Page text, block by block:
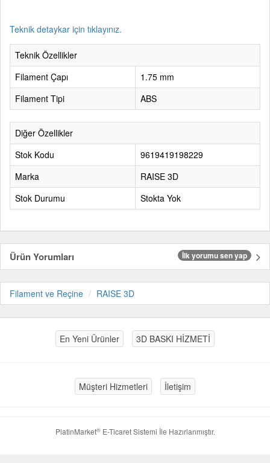
Teknik detaykar için tıklayınız.
Teknik Özellikler
Filament Çapı
1.75 mm
Filament Tipi
ABS
Diğer Özellikler
Stok Kodu
9619419198229
Marka
RAISE 3D
Stok Durumu
Stokta Yok
Ürün Yorumları İlk yorumu sen yap
Filament ve Reçine RAISE 3D
En Yeni Ürünler 3D BASKI HİZMETİ
Müşteri Hizmetleri İletişim
PlatinMarket®E-Ticaret Sistemi İle Hazırlanmıştır.